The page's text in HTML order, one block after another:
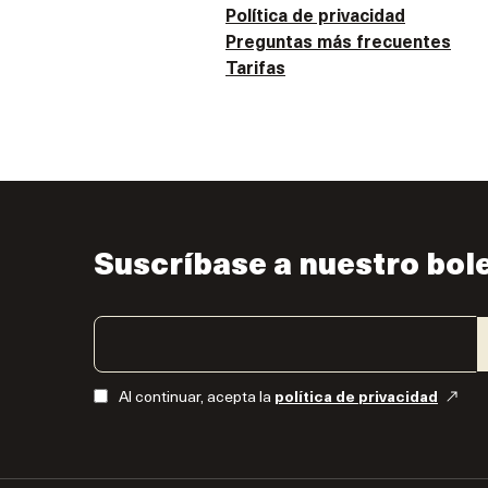
Política de privacidad
Preguntas más frecuentes
Tarifas
Suscríbase a nuestro
Al continuar, acepta la política de privacidad